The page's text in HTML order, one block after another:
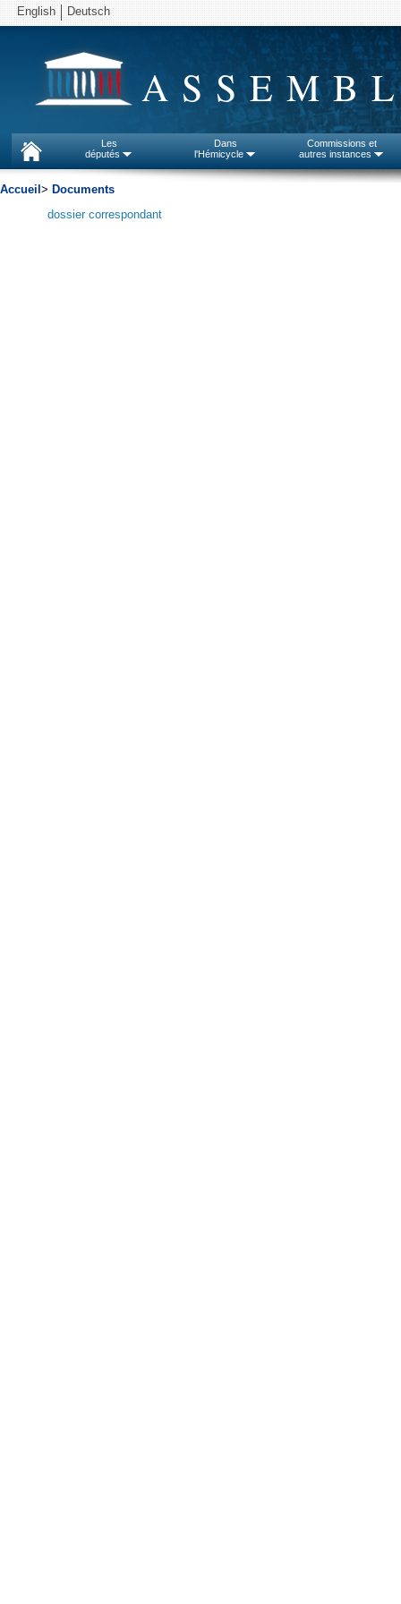
English Deutsch
Les
députés
Dans
l'Hémicycle
Commissions et
autres instances
Accueil > Documents
dossier correspondant